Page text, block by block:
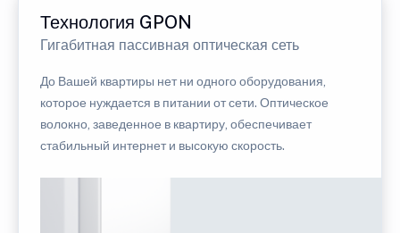
Технология GPON
Гигабитная пассивная оптическая сеть
До Вашей квартиры нет ни одного оборудования,
которое нуждается в питании от сети. Оптическое
волокно, заведенное в квартиру, обеспечивает
стабильный интернет и высокую скорость.